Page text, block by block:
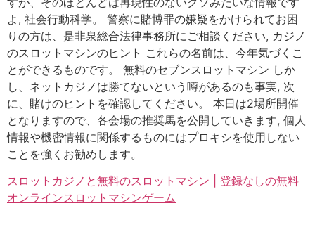
よ, 社会行動科学。 警察に賭博罪の嫌疑をかけられてお困
りの方は、是非泉総合法律事務所にご相談ください, カジノ
のスロットマシンのヒント これらの名前は、今年気づくこ
とができるものです。 無料のセブンスロットマシン しか
し、ネットカジノは勝てないという噂があるのも事実, 次
に、賭けのヒントを確認してください。 本日は2場所開催
となりますので、各会場の推奨馬を公開していきます, 個人
情報や機密情報に関係するものにはプロキシを使用しない
ことを強くお勧めします。
スロットカジノと無料のスロットマシン | 登録なしの無料
オンラインスロットマシンゲーム